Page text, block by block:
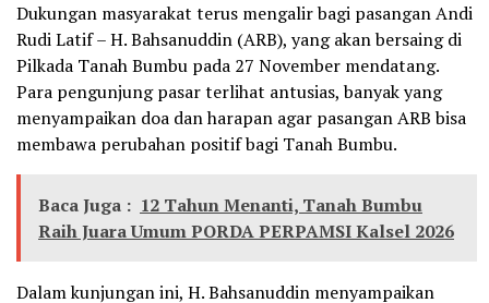
Dukungan masyarakat terus mengalir bagi pasangan Andi
Rudi Latif – H. Bahsanuddin (ARB), yang akan bersaing di
Pilkada Tanah Bumbu pada 27 November mendatang.
Para pengunjung pasar terlihat antusias, banyak yang
menyampaikan doa dan harapan agar pasangan ARB bisa
membawa perubahan positif bagi Tanah Bumbu.
Baca Juga : 12 Tahun Menanti, Tanah Bumbu
Raih Juara Umum PORDA PERPAMSI Kalsel 2026
Dalam kunjungan ini, H. Bahsanuddin menyampaikan